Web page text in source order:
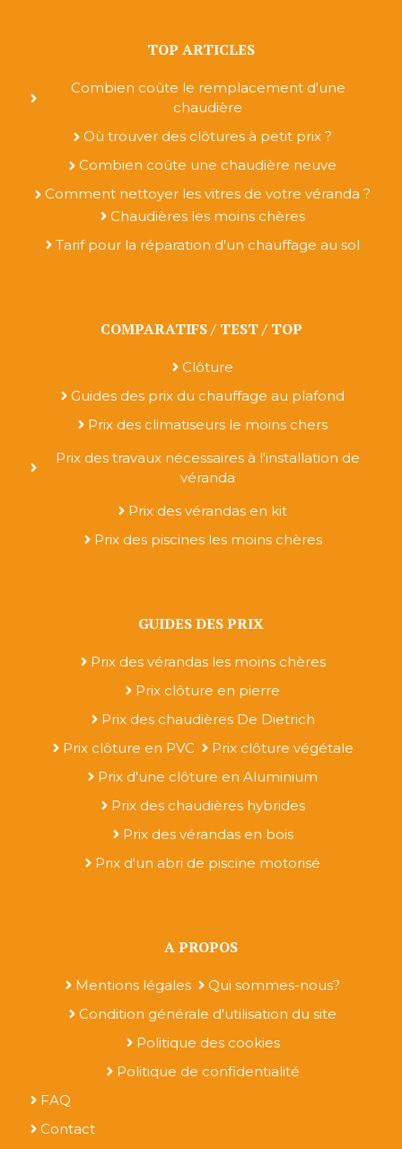
TOP ARTICLES
Combien coûte le remplacement d'une
chaudière
Où trouver des clôtures à petit prix ?
Combien coûte une chaudière neuve
Comment nettoyer les vitres de votre véranda ?
Chaudières les moins chères
Tarif pour la réparation d'un chauffage au sol
COMPARATIFS / TEST / TOP
Clôture
Guides des prix du chauffage au plafond
Prix des climatiseurs le moins chers
Prix des travaux nécessaires à l'installation de
véranda
Prix des vérandas en kit
Prix des piscines les moins chères
GUIDES DES PRIX
Prix des vérandas les moins chères
Prix clôture en pierre
Prix des chaudières De Dietrich
Prix clôture en PVC
Prix clôture végétale
Prix d'une clôture en Aluminium
Prix des chaudières hybrides
Prix des vérandas en bois
Prix d'un abri de piscine motorisé
A PROPOS
Mentions légales
Qui sommes-nous?
Condition générale d'utilisation du site
Politique des cookies
Politique de confidentialité
FAQ
Contact